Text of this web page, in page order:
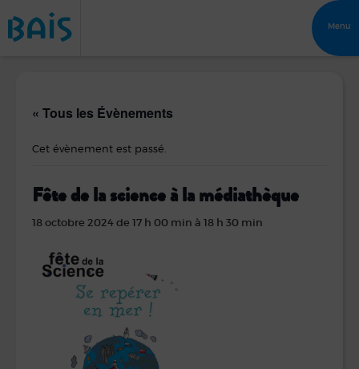
Menu
« Tous les Évènements
Cet évènement est passé.
Fête de la science à la médiathèque
18 octobre 2024 de 17 h 00 min à 18 h 30 min